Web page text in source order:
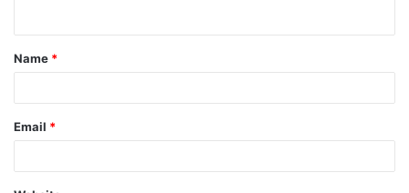
t
*
Name *
Email *